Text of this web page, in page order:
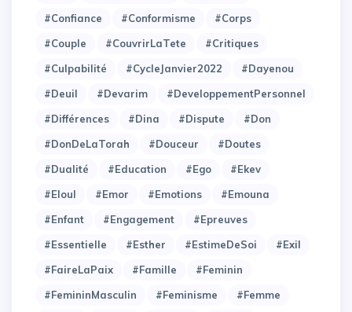
#Confiance
#Conformisme
#Corps
#Couple
#CouvrirLaTete
#Critiques
#Culpabilité
#CycleJanvier2022
#Dayenou
#Deuil
#Devarim
#DeveloppementPersonnel
#Différences
#Dina #Dispute
#Don
#DonDeLaTorah
#Douceur
#Doutes
#Dualité
#Education #Ego
#Ekev
#Eloul
#Emor #Emotions
#Emouna
#Enfant
#Engagement
#Epreuves
#Essentielle
#Esther #EstimeDeSoi
#Exil
#FaireLaPaix
#Famille
#Feminin
#FemininMasculin
#Feminisme
#Femme